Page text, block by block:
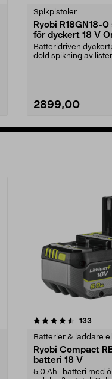
Spikpistoler
Ryobi R18GN18-
för dyckert 18 V
Batteridriven
dold spikning av
2899,00
133
Batterier & laddare
Ryobi Compact
batteri 18 V
5,0 Ah- batteri med
3.0av 5